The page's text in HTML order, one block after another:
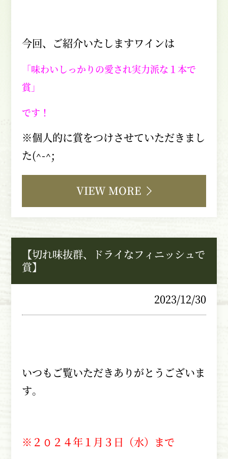
今回、ご紹介いたしますワインは
「味わいしっかりの愛され実力派な１本で
賞」
です！
※個人的に賞をつけさせていただきまし
た(^-^;
VIEW MORE
【切れ味抜群、ドライなフィニッシュで
賞】
2023/12/30
いつもご覧いただきありがとうございま
す。
※２０２４年１月３日（水）まで